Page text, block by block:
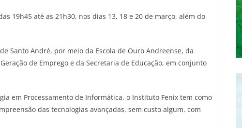
19h45 até as 21h30, nos dias 13, 18 e 20 de março, além do
Santo André, por meio da Escola de Ouro Andreense, da
de Emprego e da Secretaria de Educação, em conjunto
em Processamento de Informática, o Instituto Fenix tem como
das tecnologias avançadas, sem custo algum, com